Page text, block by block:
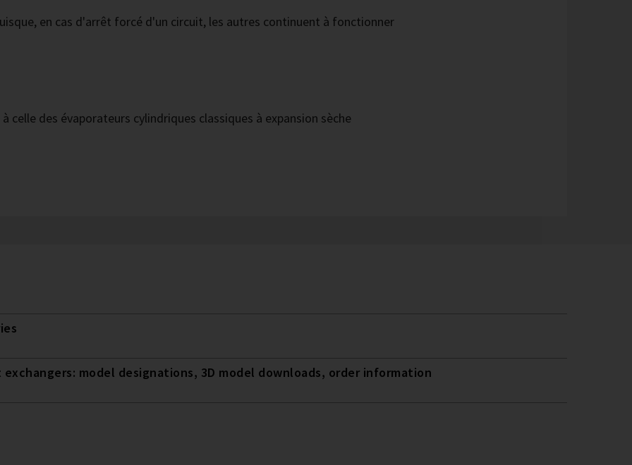
en cas d'arrêt forcé d'un circuit, les autres continuent à fonctionner
celle des évaporateurs cylindriques classiques à expansion sèche
model designations, 3D model downloads, order information